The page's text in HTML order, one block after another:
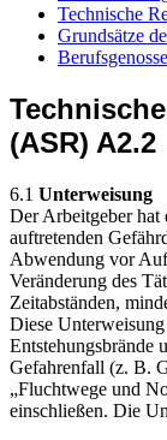
Technische
Grundsätze
(ASR) A2.2
6.1 Unterweisung
Der Arbeitgeber hat
auftretenden
Abwendung vor
Veränderung des
Zeitabständen,
Diese
Entstehungsbrände
Gefahrenfall (z. B.
„Fluchtwege und
einschließen. Die